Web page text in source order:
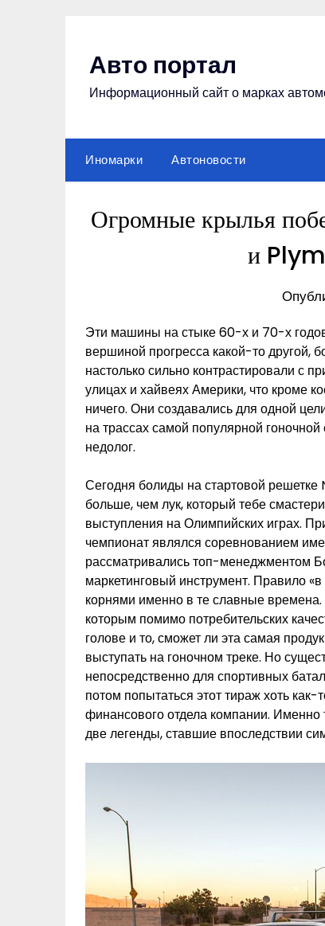
Авто портал
Информационный сайт о марках
Иномарки Автоновости
Огромные крылья
и
Эти машины на стыке 60-х и 70-х
вершиной прогресса какой-то другой,
настолько сильно контрастировали с
улицах и хайвеях Америки, что кроме
ничего. Они создавались для одной
на трассах самой популярной
недолог.
Сегодня болиды на стартовой решетке
больше, чем лук, который тебе
выступления на Олимпийских играх.
чемпионат являлся соревнованием
рассматривались топ-менеджментом
маркетинговый инструмент. Правило
корнями именно в те славные времена.
которым помимо потребительских
голове и то, сможет ли эта самая
выступать на гоночном треке. Но
непосредственно для спортивных
потом попытаться этот тираж хоть
финансового отдела компании.
две легенды, ставшие впоследствии